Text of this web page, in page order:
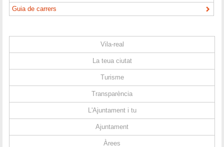
Guia de carrers
Vila-real
La teua ciutat
Turisme
Transparència
L'Ajuntament i tu
Ajuntament
Àrees